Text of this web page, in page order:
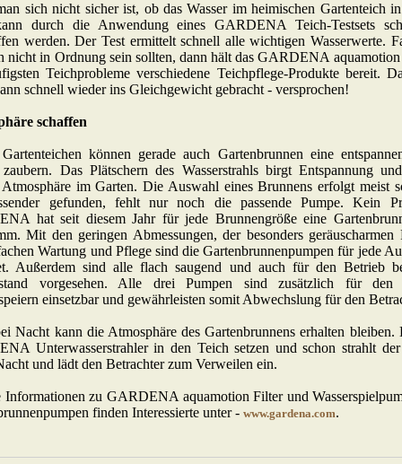
sich nicht sicher ist, ob das Wasser im heimischen Gartenteich
durch die Anwendung eines GARDENA Teich-Testsets
werden. Der Test ermittelt schnell alle wichtigen Wasserwerte.
nicht in Ordnung sein sollten, dann hält das GARDENA
Teichprobleme verschiedene Teichpflege-Produkte bereit.
schnell wieder ins Gleichgewicht gebracht - versprochen!
schaffen
können gerade auch Gartenbrunnen eine
Das Plätschern des Wasserstrahls birgt Entspannung
Atmosphäre im Garten. Die Auswahl eines Brunnens erfolgt meist
gefunden, fehlt nur noch die passende Pumpe. Kein
hat seit diesem Jahr für jede Brunnengröße eine
Mit den geringen Abmessungen, der besonders
Wartung und Pflege sind die Gartenbrunnenpumpen für jede
Außerdem sind alle flach saugend und auch für den Betrieb
vorgesehen. Alle drei Pumpen sind zusätzlich für
einsetzbar und gewährleisten somit Abwechslung für den
Nacht kann die Atmosphäre des Gartenbrunnens erhalten bleiben.
Unterwasserstrahler in den Teich setzen und schon strahlt
und lädt den Betrachter zum Verweilen ein.
Informationen zu GARDENA aquamotion Filter und
finden Interessierte unter - www.gardena.com.